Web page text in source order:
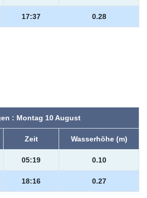
17:37 0.28
: Montag 10 August
Zeit Wasserhöhe (m)
05:19 0.10
18:16 0.27